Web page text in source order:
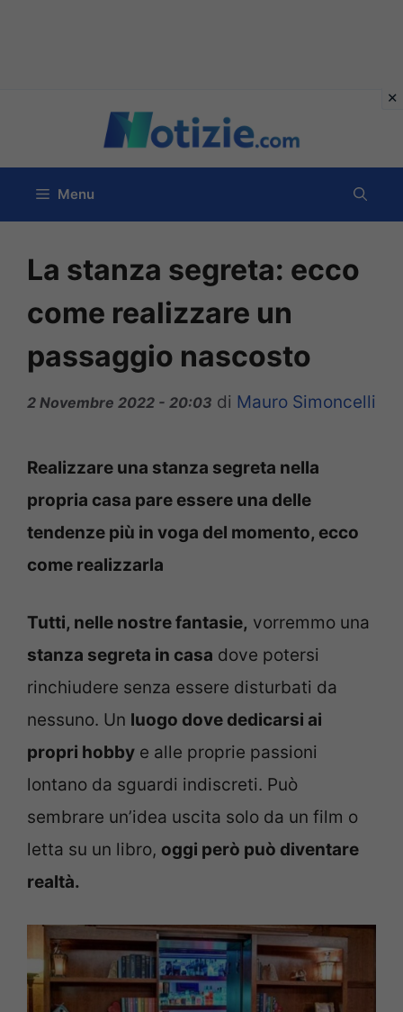
contenuto
Menu
La stanza segreta: ecco
come realizzare un
passaggio nascosto
2 Novembre 2022 - 20:03 di Mauro Simoncelli
Realizzare una stanza segreta nella
propria casa pare essere una delle
tendenze più in voga del momento, ecco
come realizzarla
Tutti, nelle nostre fantasie, vorremmo una
stanza segreta in casa dove potersi
rinchiudere senza essere disturbati da
nessuno. Un luogo dove dedicarsi ai
propri hobby e alle proprie passioni
lontano da sguardi indiscreti. Può
sembrare un’idea uscita solo da un film o
letta su un libro, oggi però può diventare
realtà.